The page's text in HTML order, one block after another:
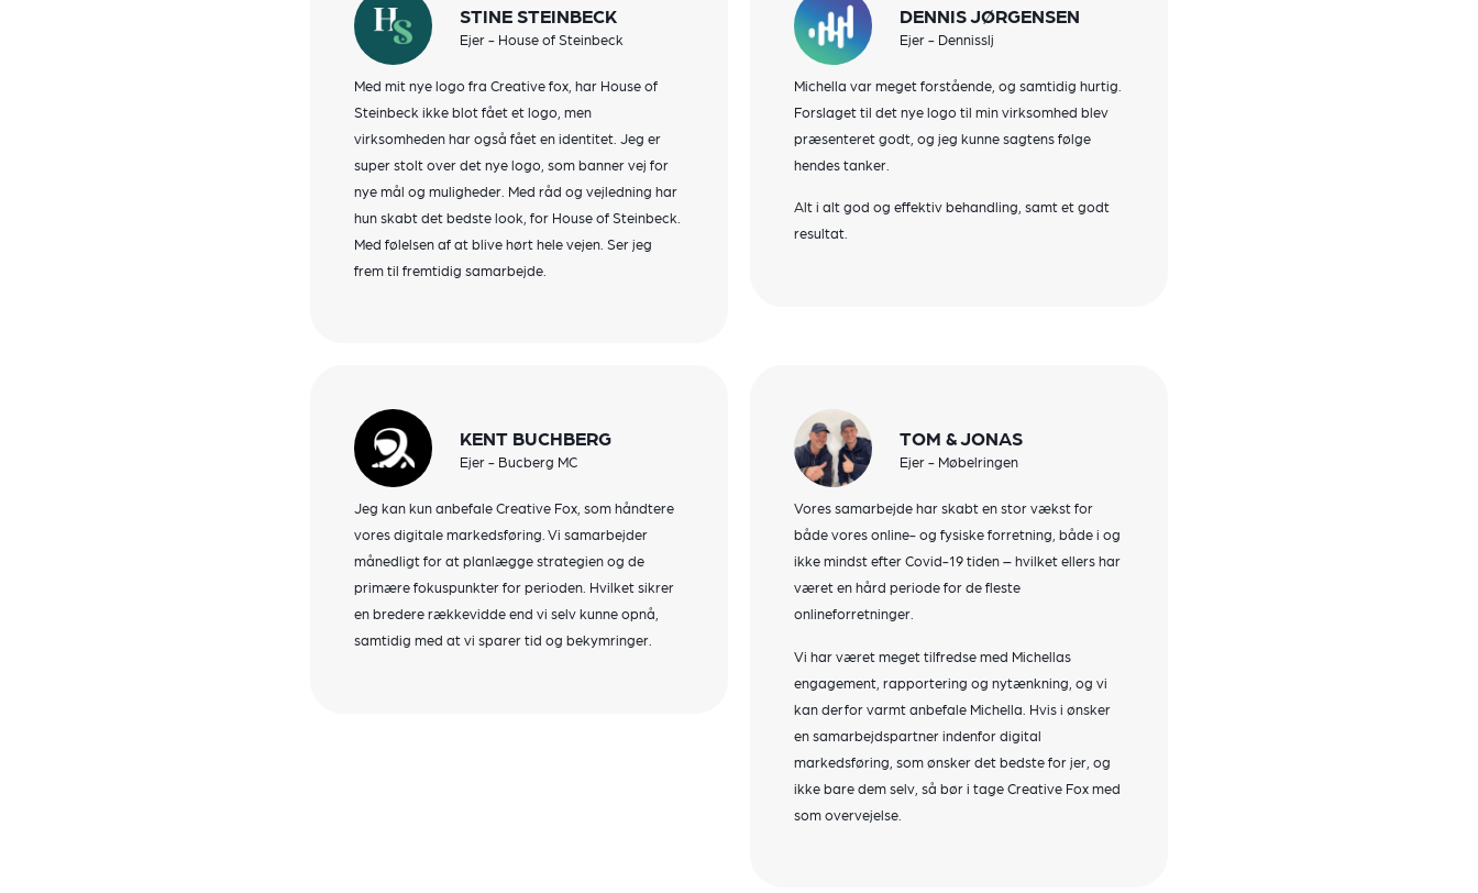
STINE STEINBECK
Ejer - House of Steinbeck
Med mit nye logo fra Creative fox, har House of
Steinbeck ikke blot fået et logo, men
virksomheden har også fået en identitet. Jeg er
super stolt over det nye logo, som banner vej for
nye mål og muligheder. Med råd og vejledning har
hun skabt det bedste look, for House of Steinbeck.
Med følelsen af at blive hørt hele vejen. Ser jeg
frem til fremtidig samarbejde.
DENNIS JØRGENSEN
Ejer - Dennisslj
Michella var meget forstående, og samtidig hurtig.
Forslaget til det nye logo til min virksomhed blev
præsenteret godt, og jeg kunne sagtens følge
hendes tanker.
Alt i alt god og effektiv behandling, samt et godt
resultat.
KENT BUCHBERG
Ejer - Bucberg MC
Jeg kan kun anbefale Creative Fox, som håndtere
vores digitale markedsføring. Vi samarbejder
månedligt for at planlægge strategien og de
primære fokuspunkter for perioden. Hvilket sikrer
en bredere rækkevidde end vi selv kunne opnå,
samtidig med at vi sparer tid og bekymringer.
TOM & JONAS
Ejer - Møbelringen
Vores samarbejde har skabt en stor vækst for
både vores online- og fysiske forretning, både i og
ikke mindst efter Covid-19 tiden – hvilket ellers har
været en hård periode for de fleste
onlineforretninger.
Vi har været meget tilfredse med Michellas
engagement, rapportering og nytænkning, og vi
kan derfor varmt anbefale Michella. Hvis i ønsker
en samarbejdspartner indenfor digital
markedsføring, som ønsker det bedste for jer, og
ikke bare dem selv, så bør i tage Creative Fox med
som overvejelse.